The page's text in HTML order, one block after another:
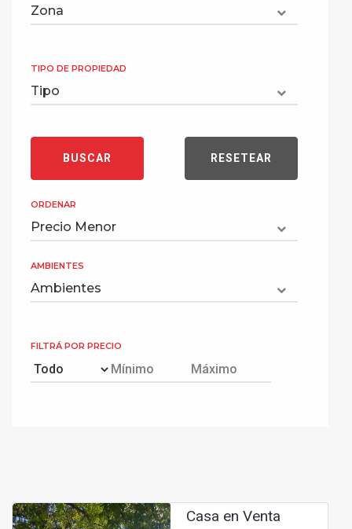
TIPO DE PROPIEDAD
ORDENAR
AMBIENTES
FILTRÁ POR PRECIO
Casa en Venta